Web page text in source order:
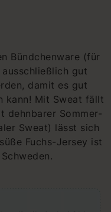
Bündchenware (für
gut
damit es gut
kann! Mit Sweat fällt
dehnbarer Sommer-
Sweat) lässt sich
Fuchs-Jersey ist